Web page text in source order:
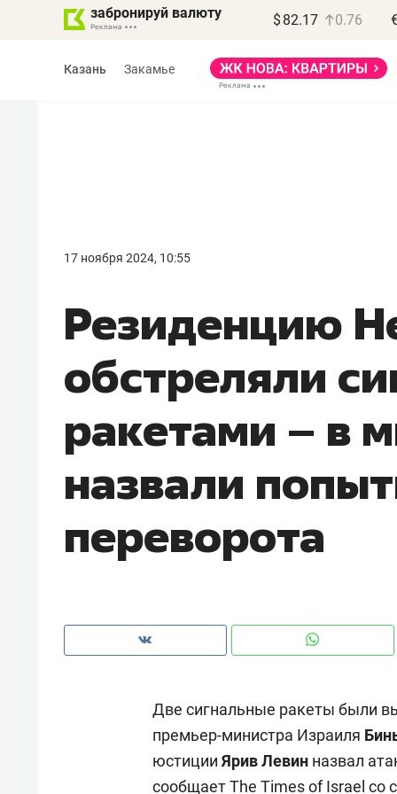
забронируй валюту $ 82.17 0.76
Казань Закамье
17 ноября 2024, 10:55
Резиденцию
обстреляли
ракетами – в
назвали
переворота
Две сигнальные ракеты были
премьер-министра Израиля
юстиции Ярив Левин назвал
сообщаетThe Times of Israel со
правил, бизнес может
потерять минимум
Как бизнесу выйти на зарубежные
чем интересен Оман?
Рекомендуем
Как ГК «МИР ГРУПП» и ВТБ
создают оазис жилого
комфорта под Казанью
150
ID